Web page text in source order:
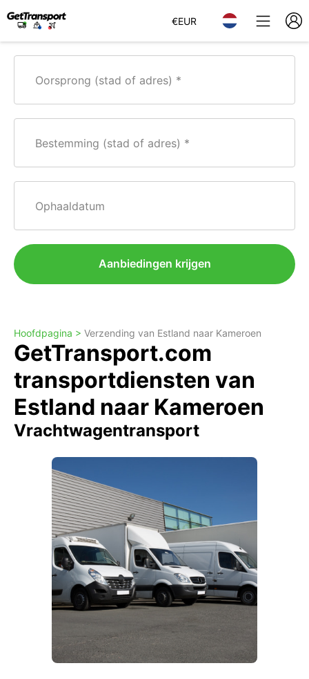
€EUR
Oorsprong (stad of adres)
Bestemming (stad of adres)
Ophaaldatum
Aanbiedingen krijgen
Hoofdpagina > Verzending van Estland naar Kameroen
GetTransport.com
transportdiensten van
Estland naar Kameroen
Vrachtwagentransport